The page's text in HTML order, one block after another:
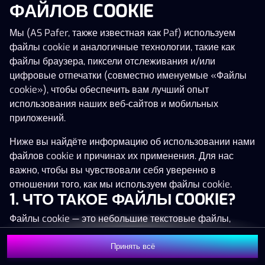
Нажми в любое место!
MEGA 1 350 237 €
MAJOR 86 237 €
MINOR 1 769 €Присоединиться
ФАЙЛОВ COOKIE
Мы (AS Pafer, также известная как Paf) используем
файлы cookie и аналогичные технологии, такие как
файлы браузера, пиксели отслеживания и/или
цифровые отпечатки (совместно именуемые «Файлы
cookie»), чтобы обеспечить вам лучший опыт
использования наших веб-сайтов и мобильных
приложений.
Ниже вы найдёте информацию об использовании нами
файлов cookie и причинах их применения. Для нас
важно, чтобы вы чувствовали себя уверенно в
отношении того, как мы используем файлы cookie.
1. ЧТО ТАКОЕ ФАЙЛЫ COOKIE?
Файлы cookie — это небольшие текстовые файлы,
которые сохраняются на вашем устройстве (например,
на компьютере, мобильном телефоне или планшете)
при посещении наших веб-сайтов. Размещение
Принять всё